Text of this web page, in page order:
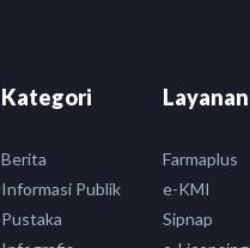
Kategori
Berita
Informasi Publik
Pustaka
Layanan
Farmaplus
e-KMI
Sipnap